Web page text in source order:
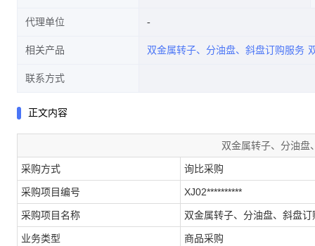
代理单位
相关产品 双金属转子、分油盘、斜盘订购服务
联系方式
正文内容
双金属转子、分油盘
采购方式 询比采购
采购项目编号 XJ02**********
采购项目名称 双金属转子、分油盘、斜盘订
业务类型 商品采购